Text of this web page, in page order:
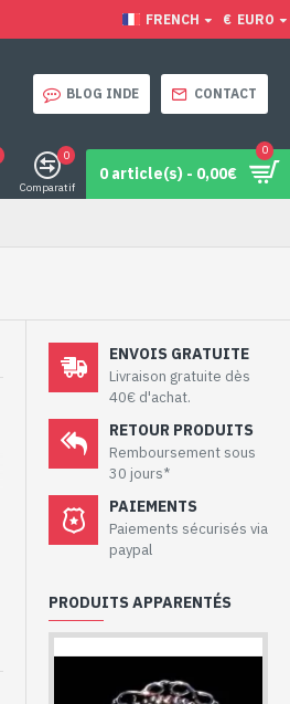
FRENCH € EURO
BLOG INDE CONTACT
Comparatif
0
0 article(s) - 0,00€
0
ENVOIS GRATUITE
Livraison gratuite dès
40€ d'achat.
RETOUR PRODUITS
Remboursement sous
30 jours*
PAIEMENTS
Paiements sécurisés via
paypal
PRODUITS APPARENTÉS